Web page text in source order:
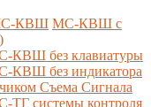
МС-КВШ МС-КВШ с
КВШ без клавиатуры
КВШ без индикатора
Съема Сигнала
ТГ системы контроля